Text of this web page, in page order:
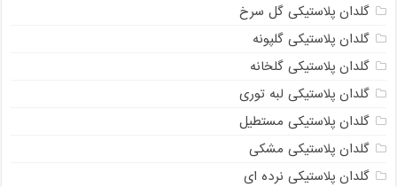
گلدان پلاستیکی گل سرخ
گلدان پلاستیکی گلپونه
گلدان پلاستیکی گلخانه
گلدان پلاستیکی لبه توری
گلدان پلاستیکی مستطیل
گلدان پلاستیکی مشکی
گلدان پلاستیکی نرده ای